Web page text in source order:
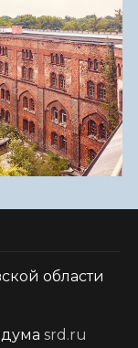
области
дума srd.ru